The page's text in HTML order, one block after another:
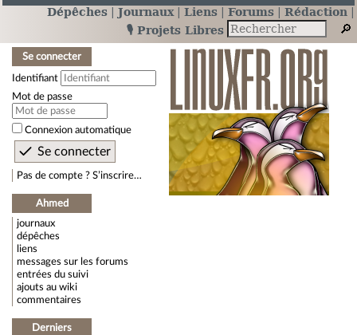
Dépêches Journaux Liens Forums
Rédaction
🎙️ Projets Libres
Se connecter
Identifiant
Mot de passe
Connexion automatique
Pas de compte ? S’inscrire…
Ahmed
journaux
dépêches
liens
messages sur les forums
entrées du suivi
ajouts au wiki
commentaires
Derniers